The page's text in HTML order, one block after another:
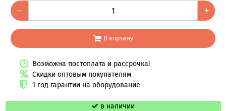
– +
В корзину
Возможна постоплата и рассрочка!
Скидки оптовым покупателям
1 год гарантии на оборудование
в наличии